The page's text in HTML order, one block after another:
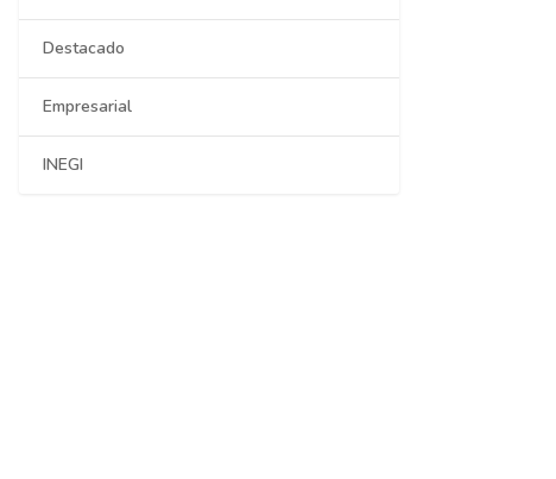
Destacado
Empresarial
INEGI